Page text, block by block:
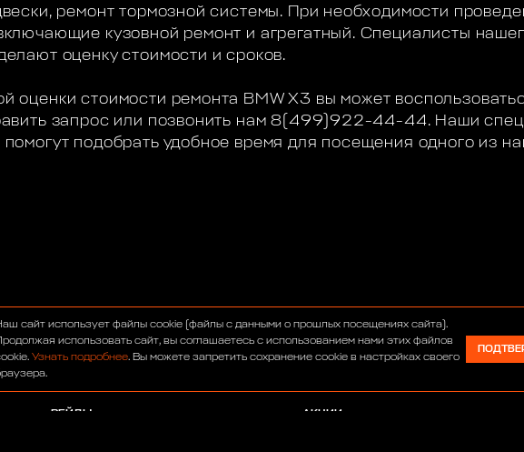
ремонт тормозной системы. При необходимости
кузовной ремонт и агрегатный. Специалисты
оценку стоимости и сроков.
оценки стоимости ремонта BMW X3 вы может
запрос или позвонить нам 8(499)922-44-44. Наши
помогут подобрать удобное время для посещения одного из
ФОРУМ
НОВОСТИ
БАР
РЕЙДЫ
СЕРВИС
АВТОСАЛОН
АКЦИИ
сайт использует файлы cookie (файлы с данными о прошлых посещениях сайта).
использовать сайт, вы соглашаетесь с использованием нами этих файлов
Узнать подробнее. Вы можете запретить сохранение cookie в настройках своего